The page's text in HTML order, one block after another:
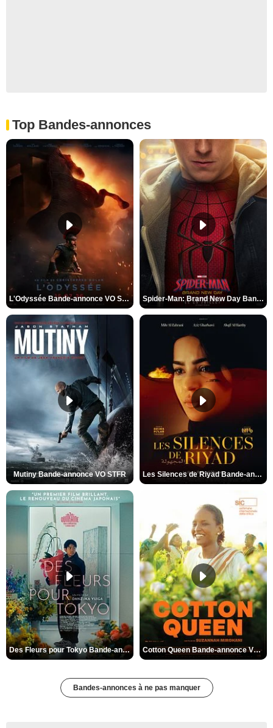
Top Bandes-annonces
L'Odyssée Bande-annonce VO STFR Spider-Man: Brand New Day Bande-annonce VO STFR
Mutiny Bande-annonce VO STFR Les Silences de Riyad Bande-annonce VO STFR
Des Fleurs pour Tokyo Bande-annonce VO STFR Cotton Queen Bande-annonce VO STFR
Bandes-annonces à ne pas manquer